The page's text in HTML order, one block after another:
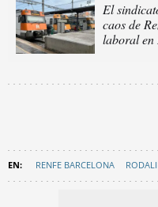
El
caos de
laboral en
RENFE BARCELONA